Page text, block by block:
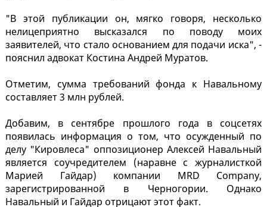
"В этой публикации он, мягко говоря, несколько
нелицеприятно высказался по поводу моих
заявителей, что стало основанием для подачи иска", -
пояснил адвокат Костина Андрей Муратов.
Отметим, сумма требований фонда к Навальному
составляет 3 млн рублей.
Добавим, в сентябре прошлого года в соцсетях
появилась информация о том, что осужденный по
делу "Кировлеса" оппозиционер Алексей Навальный
является соучредителем (наравне с журналисткой
Марией Гайдар) компании MRD Company,
зарегистрированной в Черногории. Однако
Навальный и Гайдар отрицают этот факт.